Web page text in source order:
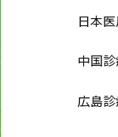
日本医用画
中国診療
広島診療